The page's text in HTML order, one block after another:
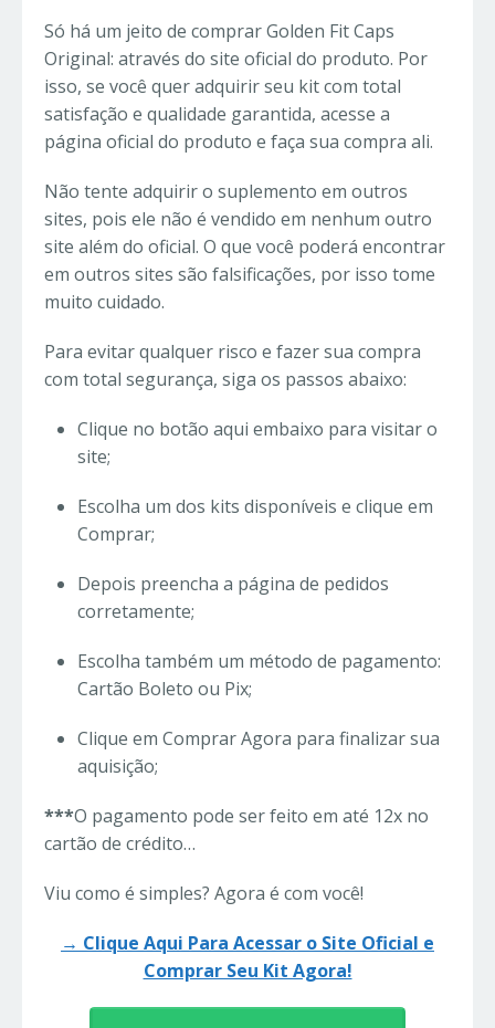
Só há um jeito de comprar Golden Fit Caps
Original: através do site oficial do produto. Por
isso, se você quer adquirir seu kit com total
satisfação e qualidade garantida, acesse a
página oficial do produto e faça sua compra ali.
Não tente adquirir o suplemento em outros
sites, pois ele não é vendido em nenhum outro
site além do oficial. O que você poderá encontrar
em outros sites são falsificações, por isso tome
muito cuidado.
Para evitar qualquer risco e fazer sua compra
com total segurança, siga os passos abaixo:
Clique no botão aqui embaixo para visitar o
site;
Escolha um dos kits disponíveis e clique em
Comprar;
Depois preencha a página de pedidos
corretamente;
Escolha também um método de pagamento:
Cartão Boleto ou Pix;
Clique em Comprar Agora para finalizar sua
aquisição;
***O pagamento pode ser feito em até 12x no
cartão de crédito…
Viu como é simples? Agora é com você!
→ Clique Aqui Para Acessar o Site Oficial e
Comprar Seu Kit Agora!